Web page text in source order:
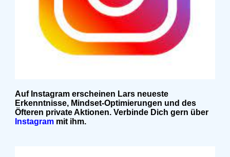
Auf Instagram erscheinen Lars neueste
Erkenntnisse, Mindset-Optimierungen und des
Öfteren private Aktionen. Verbinde Dich gern über
Instagram mit ihm.